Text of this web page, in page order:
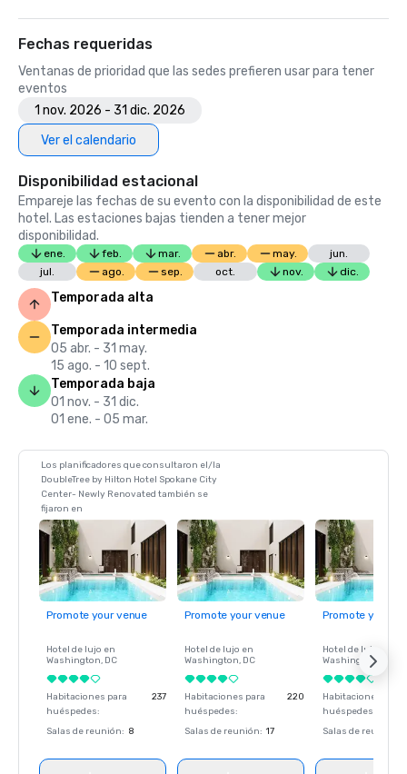
Fechas requeridas
Ventanas de prioridad que las sedes prefieren usar para tener
eventos
1 nov. 2026 - 31 dic. 2026
Ver el calendario
Disponibilidad estacional
Empareje las fechas de su evento con la disponibilidad de este
hotel. Las estaciones bajas tienden a tener mejor
disponibilidad.
ene. feb. mar. abr. may.
jun.
jul.
ago. sep. oct. nov. dic.
Temporada alta
Temporada intermedia
05 abr. - 31 may.
15 ago. - 10 sept.
Temporada baja
01 nov. - 31 dic.
01 ene. - 05 mar.
Los planificadores que consultaron el/la
DoubleTree by Hilton Hotel Spokane City
Center- Newly Renovated también se
fijaron en
Promote your venue
Hotel de lujo en
Washington, DC
Habitaciones para
huéspedes:
237
Salas de reunión: 8
Promote your venue
Hotel de lujo en
Washington, DC
Habitaciones para
huéspedes:
220
Salas de reunión: 17
Promote your
Hotel de lujo en
Washington
Habitaciones para
huéspedes
Salas de reunión